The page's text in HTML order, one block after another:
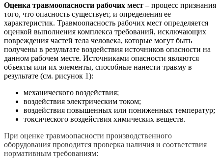
Оценка травмоопасности рабочих мест – процесс признания
того, что опасность существует, и определения ее
характеристик. Травмоопасность рабочих мест определяется
оценкой выполнения комплекса требований, исключающих
повреждения частей тела человека, которые могут быть
получены в результате воздействия источников опасности на
данном рабочем месте. Источниками опасности являются
объекты или их элементы, способные нанести травму в
результате (см. рисунок 1):
механического воздействия;
воздействия электрическим током;
воздействия повышенных или пониженных температур;
токсического воздействия химических веществ.
При оценке травмоопасности производственного
оборудования проводится проверка наличия и соответствия
нормативным требованиям: